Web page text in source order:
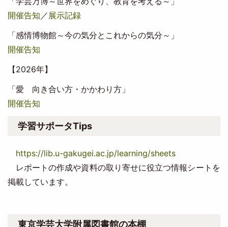
開催告知 ／ 展示記録
「感情博物館～今の気分とこれからの気分～」
開催告知
【2026年】
「愛 向き合い方・かかわり方」
開催告知
学習サポータTips
https://lib.u-gakugei.ac.jp/learning/sheets
レポートの作成や資料の取り寄せに役立つ情報シートを
掲載しています。
東京学芸大学附属図書館の本棚